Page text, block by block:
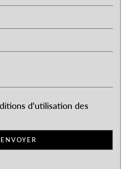
20,30 %
ans
ans
0,71
d'utilisation des
ENVOYER